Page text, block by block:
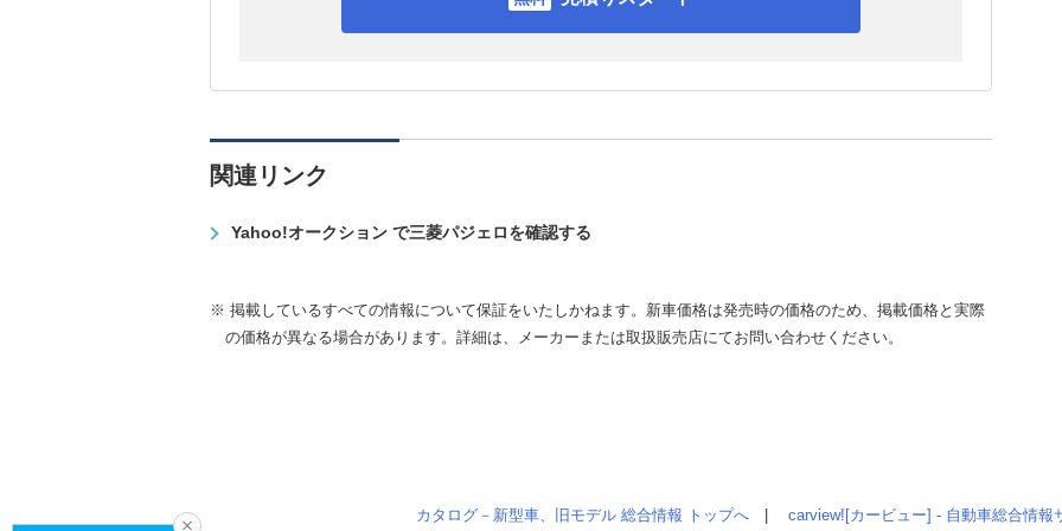
関連リンク
Yahoo!オークション で三菱パジェロを確認する
※ 掲載しているすべての情報について保証をいたしかねます。新車価格は発売時の価格のため、掲載価格と実際
の価格が異なる場合があります。詳細は、メーカーまたは取扱販売店にてお問い合わせください。
カタログ－新型車、旧モデル 総合情報 トップへ carview![カービュー] - 自動車総合情